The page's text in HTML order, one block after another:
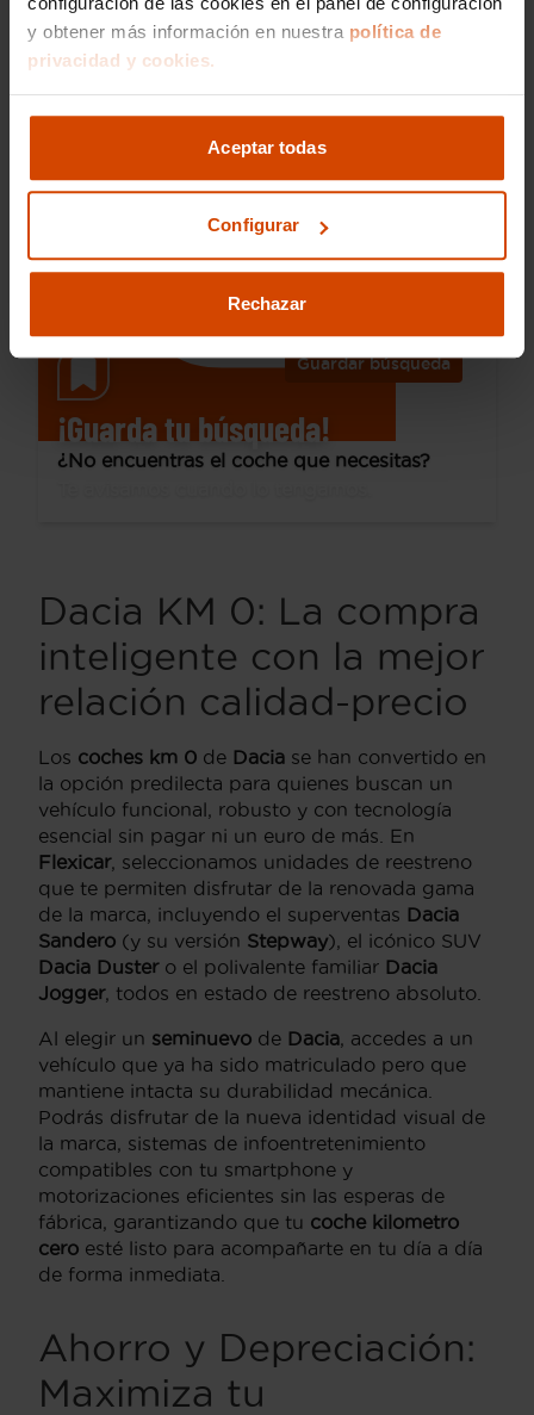
y obtener más información en nuestra política de
privacidad y cookies.
Aceptar todas
Configurar
Rechazar
Desde 209 € /mes*
Dacia Sandero
Stepway Essential TCe 67kW (90V)
2024
8.510 km
Manual
Don Benito - Villanueva
Guardar búsqueda
¡Guarda tu búsqueda!
¿No encuentras el coche que necesitas?
Dacia KM 0: La compra
inteligente con la mejor
relación calidad-precio
Los coches km 0 de Dacia se han convertido en
la opción predilecta para quienes buscan un
vehículo funcional, robusto y con tecnología
esencial sin pagar ni un euro de más. En
Flexicar, seleccionamos unidades de reestreno
que te permiten disfrutar de la renovada gama
de la marca, incluyendo el superventas Dacia
Sandero (y su versión Stepway), el icónico SUV
Dacia Dustero el polivalente familiar Dacia
Jogger, todos en estado de reestreno absoluto.
Al elegir un seminuevo de Dacia , accedes a un
vehículo que ya ha sido matriculado pero que
mantiene intacta su durabilidad mecánica.
Podrás disfrutar de la nueva identidad visual de
la marca, sistemas de infoentretenimiento
compatibles con tu smartphone y
motorizaciones eficientes sin las esperas de
fábrica, garantizando que tu coche kilometro
cero esté listo para acompañarte en tu día a día
de forma inmediata.
Ahorro y Depreciación:
Maximiza tu